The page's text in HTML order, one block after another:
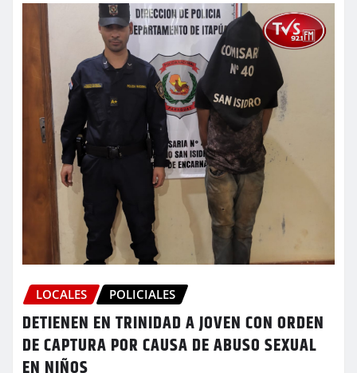
LOCALES POLICIALES
DETIENEN EN TRINIDAD A JOVEN CON ORDEN
DE CAPTURA POR CAUSA DE ABUSO SEXUAL